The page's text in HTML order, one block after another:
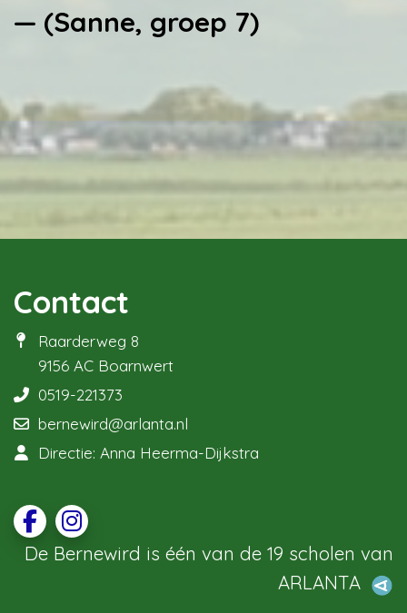
— (Sanne, groep 7)
Contact
Raarderweg 8
9156 AC Boarnwert
0519-221373
bernewird@arlanta.nl
Directie: Anna Heerma-Dijkstra
De Bernewird is één van de 19 scholen van
ARLANTA